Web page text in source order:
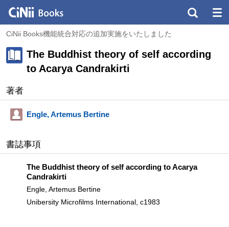
CiNii Books機能統合対応の追加実施をいたしました
The Buddhist theory of self according
to Acarya Candrakirti
著者
Engle, Artemus Bertine
書誌事項
The Buddhist theory of self according to Acarya
Candrakirti
Engle, Artemus Bertine
Unibersity Microfilms International, c1983